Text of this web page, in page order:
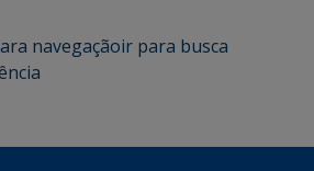
navegaçãoir para busca